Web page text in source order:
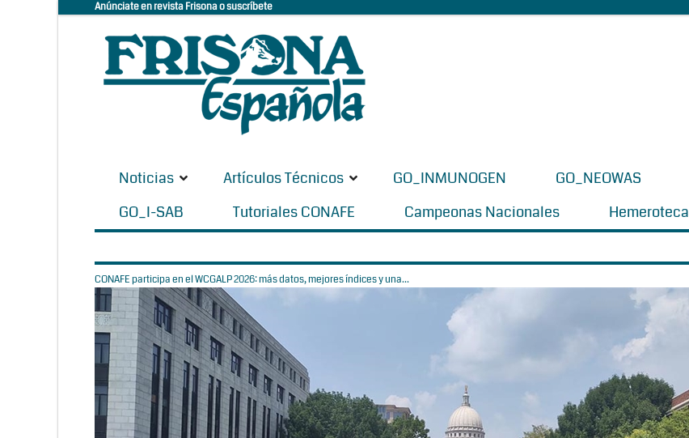
Anúnciate en revista Frisona o suscríbete
Noticias Artículos Técnicos GO_INMUNOGEN GO_NEOWAS
GO_I-SAB
Tutoriales CONAFE Campeonas Nacionales Hemeroteca
CONAFE participa en el WCGALP 2026: más datos, mejores índices y una...